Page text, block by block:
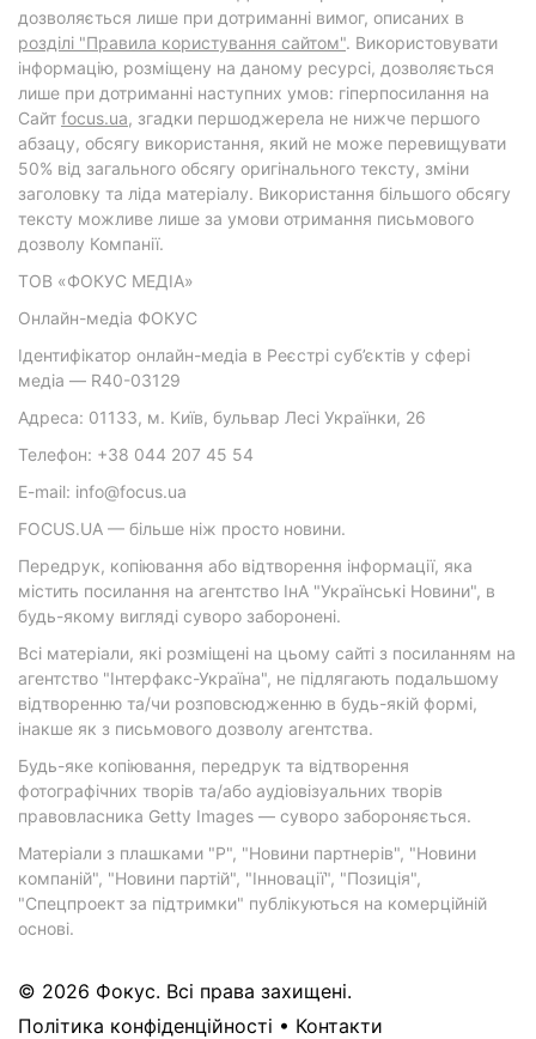
дозволяється лише при дотриманні вимог, описаних в
розділі "Правила користування сайтом". Використовувати
інформацію, розміщену на даному ресурсі, дозволяється
лише при дотриманні наступних умов: гіперпосилання на
Cайт focus.ua, згадки першоджерела не нижче першого
абзацу, обсягу використання, який не може перевищувати
50% від загального обсягу оригінального тексту, зміни
заголовку та ліда матеріалу. Використання більшого обсягу
тексту можливе лише за умови отримання письмового
дозволу Компанії.
ТОВ «ФОКУС МЕДІА»
Онлайн-медіа ФОКУС
Ідентифікатор онлайн-медіа в Реєстрі суб’єктів у сфері
медіа — R40-03129
Адреса: 01133, м. Київ, бульвар Лесі Українки, 26
Телефон: +38 044 207 45 54
E-mail: info@focus.ua
FOCUS.UA — більше ніж просто новини.
Передрук, копіювання або відтворення інформації, яка
містить посилання на агентство ІнА "Українські Новини", в
будь-якому вигляді суворо заборонені.
Всі матеріали, які розміщені на цьому сайті з посиланням на
агентство "Інтерфакс-Україна", не підлягають подальшому
відтворенню та/чи розповсюдженню в будь-якій формі,
інакше як з письмового дозволу агентства.
Будь-яке копіювання, передрук та відтворення
фотографічних творів та/або аудіовізуальних творів
правовласника Getty Images — суворо забороняється.
Матеріали з плашками "Р", "Новини партнерів", "Новини
компаній", "Новини партій", "Інновації", "Позиція",
"Спецпроект за підтримки" публікуються на комерційній
основі.
© 2026 Фокус. Всі права захищені.
Політика конфіденційності • Контакти